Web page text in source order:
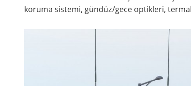
koruma sistemi, gündüz/gece optikleri,